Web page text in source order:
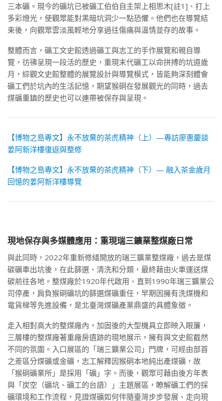
三本礦。現今的礦坑已被礦工伯伯自主架上相思木[註1]、打上
多彩燈光，使觀眾能對黑暗坑洞少一點恐懼。他們也在導覽結
束後，向觀眾雲淡風輕地分享過往傷痛與溫情並存的故事。
整體而言，礦工文史館透過礦工與志工的手作展覽和親自導
覽，彷彿呈現一段活的歷史，重現末代礦工以命拼搏的坑道歲
月，綜觀文史館整體的展覽設計與導覽模式，皆能夠深刻體會
礦工們於坑內的生活記憶，期望猴硐在發展觀光的同時，過去
煤礦重鎮的歷史也可以連帶被保存與呈現。
【博物之島專文】永不放棄的茶虎精神（上）—專訪廖惠慶談
姜阿新洋樓復返與整修
【博物之島專文】永不放棄的茶虎精神（下）— 融入茶金歲月
回憶的姜阿新洋樓導覽
現地保存與多媒體應用：重現瑞三鑛業整煤廠日常
與此同時，2022年重新修繕開放的瑞三鑛業整煤廠，過去是煤
碳礦車出坑後，在此篩選、清洗和分類，最終藉由火車運送煤
碳前往各地。整煤廠於1920年代啟用、直到1990年瑞三鑛業公
司停產，肩負猴硐礦坑的篩選煤礦重任，早期因擁有洗煤機和
電貨梯等先進設備，是北臺灣煤礦產業鼎盛的具體象徵。
走入相對高大的整煤廠內，加固後的大型機具立即映入眼簾，
三層樓的整煤廠著重廠房遺跡的現地展示，擁有與文史館截然
不同的氛圍。入口展區的「瑞三鑛業公司」門牌，可經由部首
之差區分煤礦或金礦，志工解釋因猴硐本地純出產煤礦，故
「猴硐礦業所」是採用「礦」字。而後，觀眾可藉由後方年表
與「炭空（礦坑、礦工的台語）」主題展區，瞭解礦工們的採
礦環境和工作流程，見證煤礦如何伴隨臺灣步步發展、走向現